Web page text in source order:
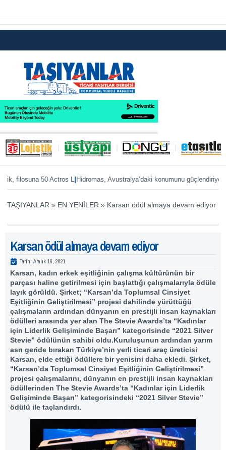
filosuna 50 Actros L|Hidromas, Avustralya’daki konumunu güçlendiriyor|
TAŞIYANLAR » EN YENİLER » Karsan ödül almaya devam ediyor
Karsan ödül almaya devam ediyor
Tarih: Aralık 16, 2021
Karsan, kadın erkek eşitliğinin çalışma kültürünün bir
parçası haline getirilmesi için başlattığı çalışmalarıyla ödüle
layık görüldü. Şirket; “Karsan’da Toplumsal Cinsiyet
Eşitliğinin Geliştirilmesi” projesi dahilinde yürüttüğü
çalışmaların ardından dünyanın en prestijli insan kaynakları
ödülleri arasında yer alan The Stevie Awards’ta “Kadınlar
için Liderlik Gelişiminde Başarı” kategorisinde “2021 Silver
Stevie” ödülünün sahibi oldu.Kuruluşunun ardından yarım
asrı geride bırakan Türkiye’nin yerli ticari araç üreticisi
Karsan, elde ettiği ödüllere bir yenisini daha ekledi. Şirket,
“Karsan’da Toplumsal Cinsiyet Eşitliğinin Geliştirilmesi”
projesi çalışmalarını, dünyanın en prestijli insan kaynakları
ödüllerinden The Stevie Awards’ta “Kadınlar için Liderlik
Gelişiminde Başarı” kategorisindeki “2021 Silver Stevie”
ödülü ile taçlandırdı.